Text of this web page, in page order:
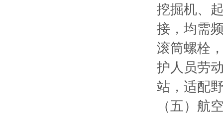
挖掘机、
接，均需
滚筒螺栓
护人员劳
站，适配
（五）航